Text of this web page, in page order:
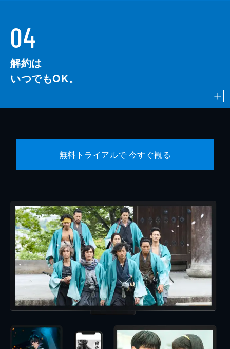
04
解約は
いつでもOK。
無料トライアルで 今すぐ観る